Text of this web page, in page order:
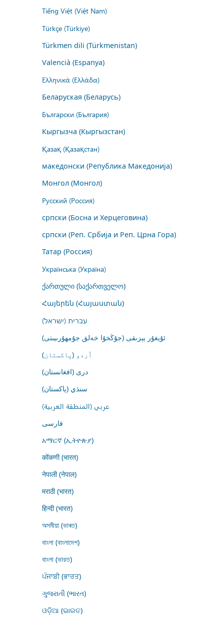
Tiếng Việt (Việt Nam)
Türkçe (Türkiye)
Türkmen dili (Türkmenistan)
Valencià (Espanya)
Ελληνικά (Ελλάδα)
Беларуская (Беларусь)
Български (България)
Кыргызча (Кыргызстан)
Қазақ (Қазақстан)
македонски (Република Македонија)
Монгол (Монгол)
Русский (Россия)
српски (Босна и Херцеговина)
српски (Реп. Србија и Реп. Црна Гора)
Татар (Россия)
Українська (Україна)
ქართული (საქართველო)
Հայերեն (Հայաստան)
עברית (ישראל)
ئۇيغۇر يېزىقى (جۇڭخۇا خەلق جۇمھۇرىيىتى)
اُردو (پاکستان)
درى (افغانستان)
سنڌي (پاکستان)
عربي (المنطقة العربية)
فارسى
አማርኛ (ኢትዮጵያ)
कोंकणी (भारत)
नेपाली (नेपाल)
मराठी (भारत)
हिन्दी (भारत)
অসমীয়া (ভাৰত)
বাংলা (বাংলাদেশ)
বাংলা (ভারত)
ਪੰਜਾਬੀ (ਭਾਰਤ)
ગુજરાતી (ભારત)
ଓଡ଼ିଆ (ଭାରତ)